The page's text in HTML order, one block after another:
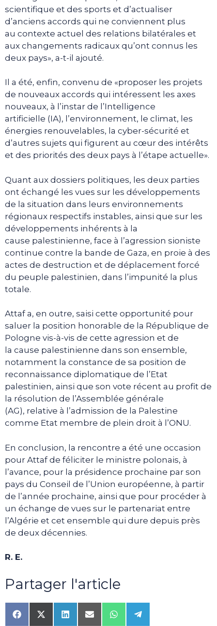
scientifique et des sports et d’actualiser
d’anciens accords qui ne conviennent plus
au contexte actuel des relations bilatérales et
aux changements radicaux qu’ont connus les
deux pays», a-t-il ajouté.
Il a été, enfin, convenu de «proposer les projets
de nouveaux accords qui intéressent les axes
nouveaux, à l’instar de l’Intelligence
artificielle (IA), l’environnement, le climat, les
énergies renouvelables, la cyber-sécurité et
d’autres sujets qui figurent au cœur des intérêts
et des priorités des deux pays à l’étape actuelle».
Quant aux dossiers politiques, les deux parties
ont échangé les vues sur les développements
de la situation dans leurs environnements
régionaux respectifs instables, ainsi que sur les
développements inhérents à la
cause palestinienne, face à l’agression sioniste
continue contre la bande de Gaza, en proie à des
actes de destruction et de déplacement forcé
du peuple palestinien, dans l’impunité la plus
totale.
Attaf a, en outre, saisi cette opportunité pour
saluer la position honorable de la République de
Pologne vis-à-vis de cette agression et de
la cause palestinienne dans son ensemble,
notamment la constance de sa position de
reconnaissance diplomatique de l’Etat
palestinien, ainsi que son vote récent au profit de
la résolution de l’Assemblée générale
(AG), relative à l’admission de la Palestine
comme Etat membre de plein droit à l’ONU.
En conclusion, la rencontre a été une occasion
pour Attaf de féliciter le ministre polonais, à
l’avance, pour la présidence prochaine par son
pays du Conseil de l’Union européenne, à partir
de l’année prochaine, ainsi que pour procéder à
un échange de vues sur le partenariat entre
l’Algérie et cet ensemble qui dure depuis près
de deux décennies.
R. E.
Partager l'article
ShareShareShareShareShareShare